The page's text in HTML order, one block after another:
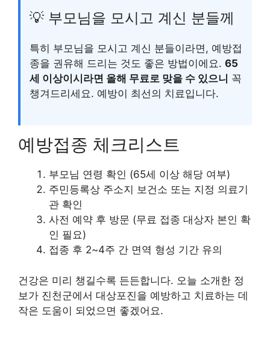
💡 부모님을 모시고 계신 분들께
특히 부모님을 모시고 계신 분들이라면, 예방접
종을 권유해 드리는 것도 좋은 방법이에요. 65
세 이상이시라면 올해 무료로 맞을 수 있으니 꼭
챙겨드리세요. 예방이 최선의 치료입니다.
예방접종 체크리스트
부모님 연령 확인 (65세 이상 해당 여부)
주민등록상 주소지 보건소 또는 지정 의료기
관 확인
사전 예약 후 방문 (무료 접종 대상자 본인 확
인 필요)
접종 후 2~4주 간 면역 형성 기간 유의
건강은 미리 챙길수록 든든합니다. 오늘 소개한 정
보가 진천군에서 대상포진을 예방하고 치료하는 데
작은 도움이 되었으면 좋겠어요.